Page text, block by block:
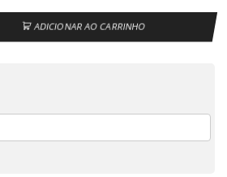
ADICIONAR AO CARRINHO